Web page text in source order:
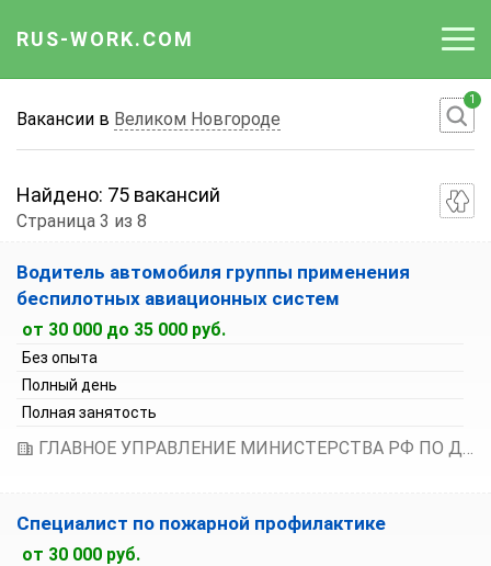
RUS-WORK.COM
Вакансии
Отрасли
Работодателю
Вакансии в Великом Новгороде
1
Найдено: 75 вакансий
Страница 3 из 8
По умолчанию
Зарплата по возрастанию
Зарплата по убыванию
Водитель автомобиля группы применения
беспилотных авиационных систем
от 30 000 до 35 000 руб.
Без опыта
Полный день
Полная занятость
ГЛАВНОЕ УПРАВЛЕНИЕ МИНИСТЕРСТВА РФ ПО ДЕЛАМ ГРАЖДАНСКОЙ ОБОРОНЫ, ЧРЕЗВЫЧАЙНЫМ СИТУАЦИЯМ И ЛИКВИДАЦИИ ПОСЛЕДСТВИЙ СТИХИЙНЫХ БЕДСТВИЙ ПО НОВГОРОДСКОЙ ОБЛАСТИ
Специалист по пожарной профилактике
от 30 000 руб.